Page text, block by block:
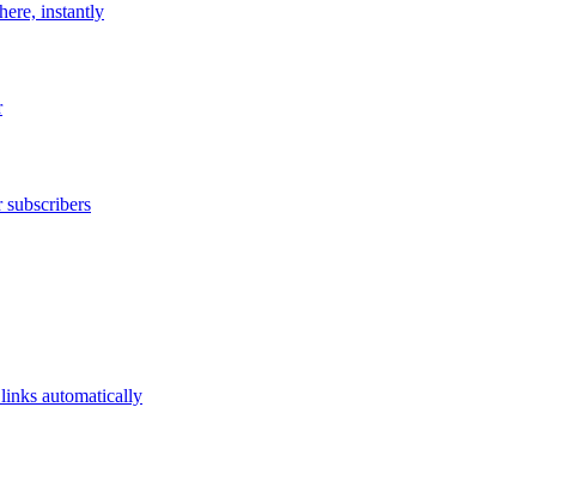
instantly
automatically